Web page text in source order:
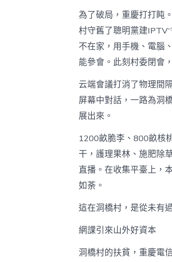
為了破局，重慶打打盹
村守舊了聰明黨建
不在家，用手機、電腦
能參會。此刻村委閉會
云端會議打消了物理間
屏幕中對話，一路為洞
展出來。
1200畝脆李、800畝核
干，護理果林、施肥除
直播。在收集平臺上，
如荼。
這在洞橋村，是從未有
網課引來山外好資本
洞橋村的扶貧，重慶電